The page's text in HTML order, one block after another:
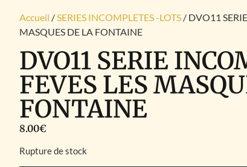
Accueil /SERIES INCOMPLETES -LOTS / DVO11
MASQUES DE LA FONTAINE
DVO11 SERIE
FEVES LES
FONTAINE
8.00€
Rupture de stock